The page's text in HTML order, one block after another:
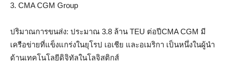
3. CMA CGM Group
ปริมาณการขนส่ง: ประมาณ 3.8 ล้าน TEU ต่อปีCMA CGM มี
เครือข่ายที่แข็งแกร่งในยุโรป เอเชีย และอเมริกา เป็นหนึ่งในผู้นำ
ด้านเทคโนโลยีดิจิทัลในโลจิสติกส์